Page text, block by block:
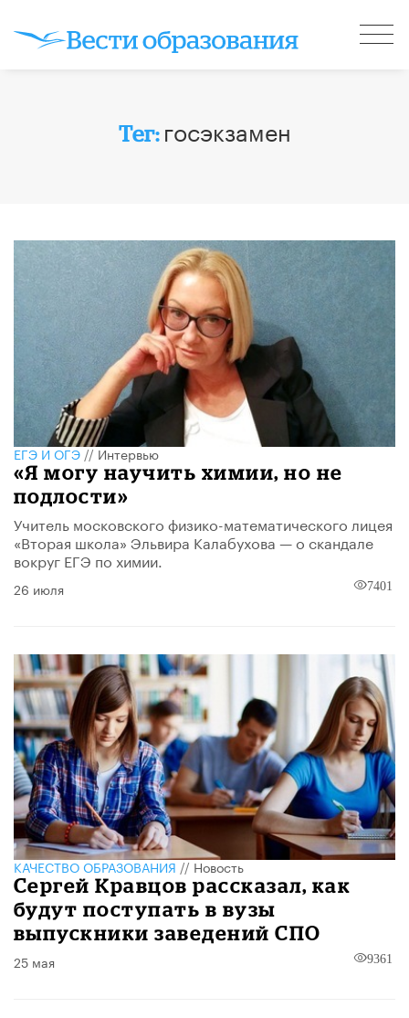
Тег: госэкзамен
ЕГЭ И ОГЭ//Интервью
«Я могу научить химии, но не
подлости»
Учитель московского физико-математического лицея
«Вторая школа» Эльвира Калабухова — о скандале
вокруг ЕГЭ по химии.
26 июля 7401
КАЧЕСТВО ОБРАЗОВАНИЯ//Новость
Сергей Кравцов рассказал, как
будут поступать в вузы
выпускники заведений СПО
25 мая 9361